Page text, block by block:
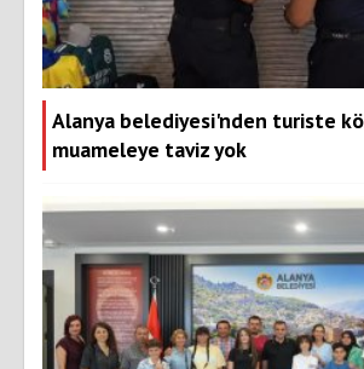
Alanya belediyesi'nden turiste
muameleye taviz yok